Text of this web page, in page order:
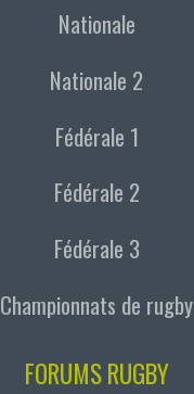
Nationale
Nationale 2
Fédérale 1
Fédérale 2
Fédérale 3
Championnats de rugby
FORUMS RUGBY